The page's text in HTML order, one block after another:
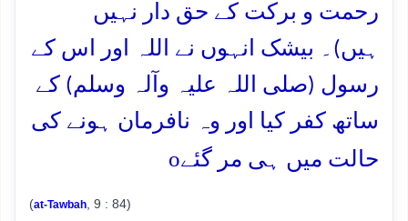
رحمت و برکت کے حق دار نہیں
ہیں)۔ بیشک انہوں نے اللہ اور اس کے
رسول (صلی اللہ علیہ وآلہ وسلم) کے
ساتھ کفر کیا اور وہ نافرمان ہونے کی
حالت میں ہی مر گئےo
(at-Tawbah , 9 : 84)